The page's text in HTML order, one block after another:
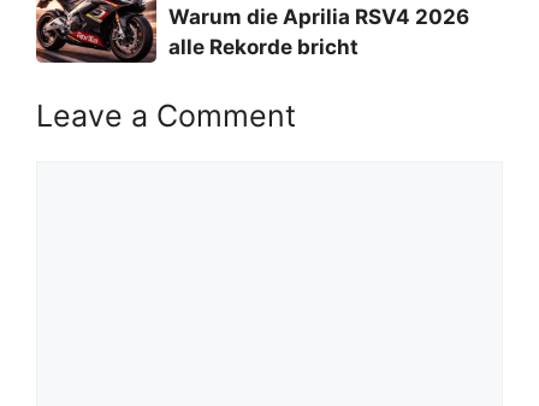
Warum die Aprilia RSV4 2026
alle Rekorde bricht
Leave a Comment